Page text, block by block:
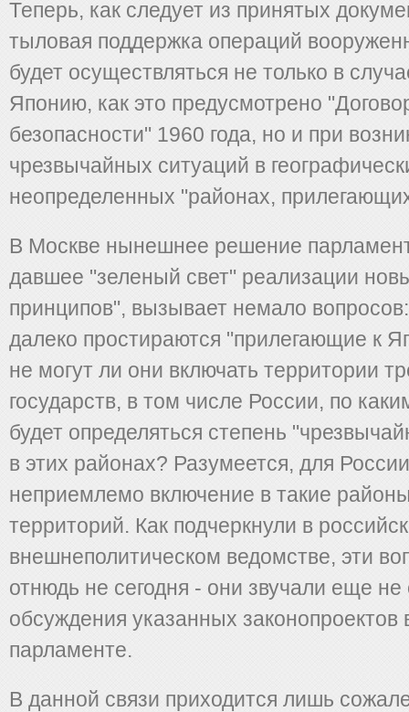
Теперь, как следует из принятых
тыловая поддержка операций
будет осуществляться не только в
Японию, как это предусмотрено
безопасности" 1960 года, но и при
чрезвычайных ситуаций в
неопределенных "районах,
В Москве нынешнее решение
давшее "зеленый свет" реализации
принципов", вызывает немало
далеко простираются "прилегающие к
не могут ли они включать территории
государств, в том числе России, по
будет определяться степень
в этих районах? Разумеется, для
неприемлемо включение в такие
территорий. Как подчеркнули в
внешнеполитическом ведомстве, эти
отнюдь не сегодня - они звучали еще не
обсуждения указанных законопроектов
парламенте.
В данной связи приходится лишь